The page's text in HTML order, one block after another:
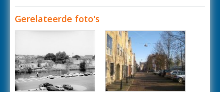
Gerelateerde foto's